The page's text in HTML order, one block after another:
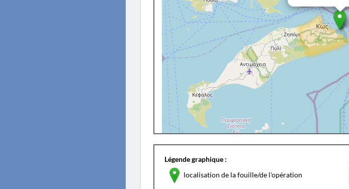
Légende graphique :
localisation de la fouille/de l'opération